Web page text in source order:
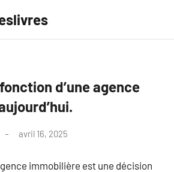
d’une agence
avril 16, 2025
immobilière est une décision